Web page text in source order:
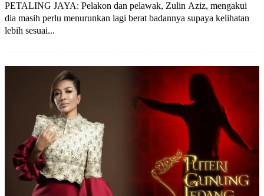
PETALING JAYA: Pelakon dan pelawak, Zulin Aziz, mengakui
dia masih perlu menurunkan lagi berat badannya supaya kelihatan
lebih sesuai...